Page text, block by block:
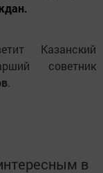
Казанский
советник
.
в